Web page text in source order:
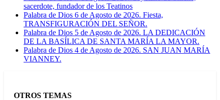
sacerdote, fundador de los Teatinos
Palabra de Dios 6 de Agosto de 2026. Fiesta,
TRANSFIGURACIÓN DEL SEÑOR.
Palabra de Dios 5 de Agosto de 2026. LA DEDICACIÓN
DE LA BASÍLICA DE SANTA MARÍA LA MAYOR.
Palabra de Dios 4 de Agosto de 2026. SAN JUAN MARÍA
VIANNEY.
OTROS TEMAS